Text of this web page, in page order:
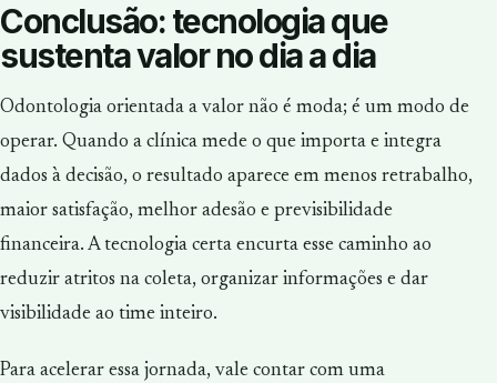
Conclusão: tecnologia que
sustenta valor no dia a dia
Odontologia orientada a valor não é moda; é um modo de
operar. Quando a clínica mede o que importa e integra
dados à decisão, o resultado aparece em menos retrabalho,
maior satisfação, melhor adesão e previsibilidade
financeira. A tecnologia certa encurta esse caminho ao
reduzir atritos na coleta, organizar informações e dar
visibilidade ao time inteiro.
Para acelerar essa jornada, vale contar com uma